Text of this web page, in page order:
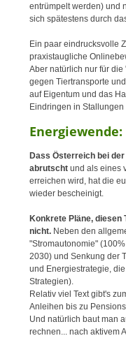
entrümpelt werden) und
sich spätestens durch
Ein paar eindrucksvolle
praxistaugliche
Aber natürlich nur für
gegen Tiertransporte
auf Eigentum und das
Eindringen in
Dass Österreich bei
abrutscht und als eines
erreichen wird, hat die
wieder bescheinigt.
Konkrete Pläne, diesen
nicht. Neben den
"Stromautonomie"
2030) und Senkung der
und Energiestrategie,
Strategien).
Relativ viel Text gibt's
Anleihen bis zu
Und natürlich baut man
rechnen... nach aktivem